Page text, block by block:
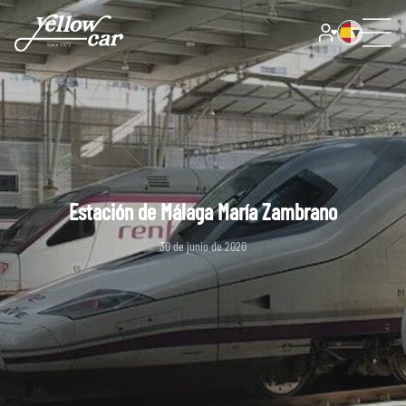
Estación de Málaga María Zambrano
30 de junio de 2020